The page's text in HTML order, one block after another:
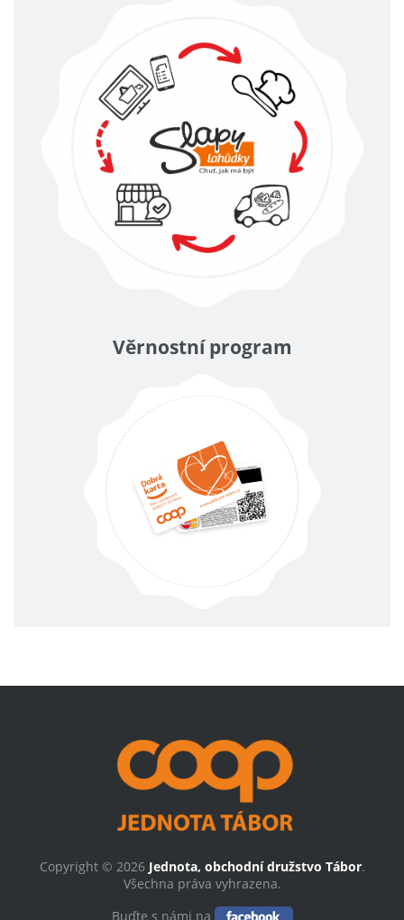
Věrnostní program
Copyright © 2026 Jednota, obchodní družstvo Tábor.
Všechna práva vyhrazena.
Buďte s námi na